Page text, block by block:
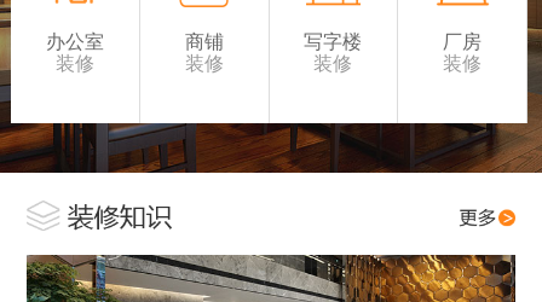
办公室
装修
商铺
装修
写字楼
装修
厂房
装修